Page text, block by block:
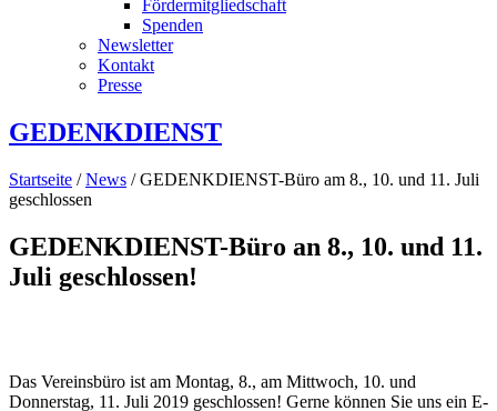
Fördermitgliedschaft
Spenden
Newsletter
Kontakt
Presse
GEDENKDIENST
Startseite /News / GEDENKDIENST-Büro am 8., 10. und 11. Juli
geschlossen
GEDENKDIENST-Büro an 8., 10. und 11.
Juli geschlossen!
Das Vereinsbüro ist am Montag, 8., am Mittwoch, 10. und
Donnerstag, 11. Juli 2019 geschlossen! Gerne können Sie uns ein E-